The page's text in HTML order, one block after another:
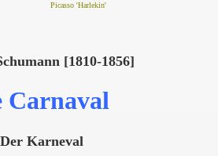
Picasso 'Harlekin'
[1810-1856]
Carnaval
Der Karneval